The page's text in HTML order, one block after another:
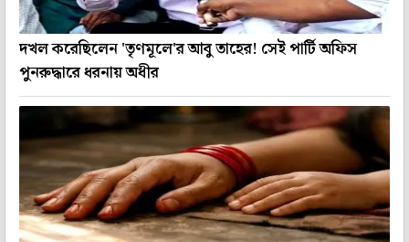
দখল করেছিলেন 'তৃণমূলে'র আবু তাহের! সেই পার্টি অফিস
পুনরুদ্ধারে ধরনায় অধীর